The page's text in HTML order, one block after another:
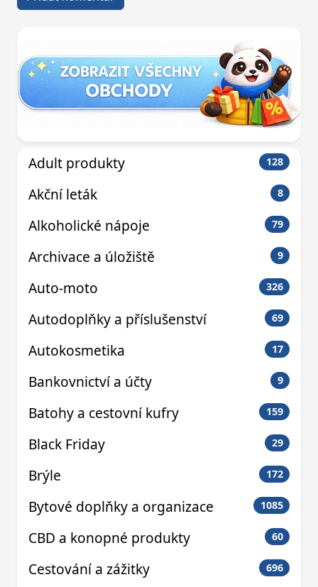
Adult produkty 128
Akční leták 8
Alkoholické nápoje 79
Archivace a úložiště 9
Auto-moto 326
Autodoplňky a příslušenství 69
Autokosmetika 17
Bankovnictví a účty 9
Batohy a cestovní kufry 159
Black Friday 29
Brýle 172
Bytové doplňky a organizace 1085
CBD a konopné produkty 60
Cestování a zážitky 696